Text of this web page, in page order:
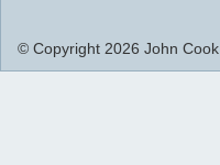
© Copyright 2026 John Cook